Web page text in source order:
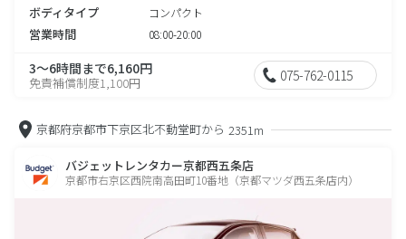
ボディタイプ コンパクト
営業時間 08:00-20:00
3～6時間まで6,160円
免責補償制度1,100円 075-762-0115
京都府京都市下京区北不動堂町から 2351m
バジェットレンタカー京都西五条店
京都市右京区西院南高田町10番地（京都マツダ西五条店内）